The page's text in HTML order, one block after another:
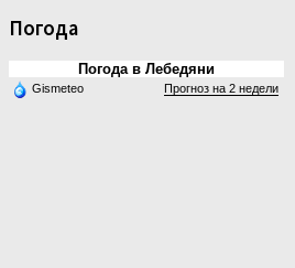
Погода
Погода в Лебедяни
Gismeteo Прогноз на 2 недели